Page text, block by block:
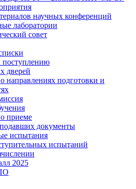
научных конференций
лаборатории
совет
поступлению
дверей
направлениях подготовки и
приеме
документы
испытания
испытаний
2025